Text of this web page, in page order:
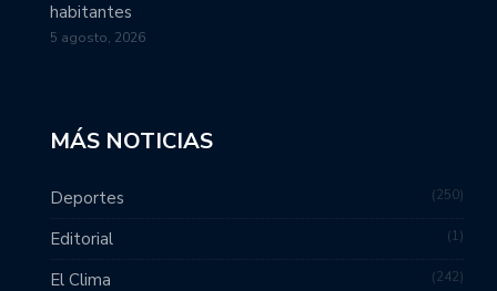
habitantes
5 agosto, 2026
MÁS NOTICIAS
Deportes 250
Editorial 1
El Clima 242